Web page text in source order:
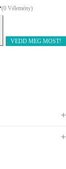
(0 Vélemény)
VEDD MEG MOST!